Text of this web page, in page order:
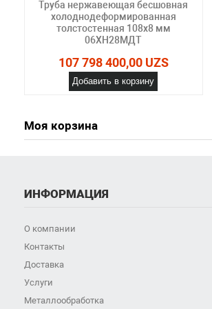
Труба нержавеющая бесшовная
холоднодеформированная
толстостенная 108х8 мм
06ХН28МДТ
107 798 400,00 UZS
Добавить в корзину
Моя корзина
ИНФОРМАЦИЯ
О компании
Контакты
Доставка
Услуги
Металлообработка